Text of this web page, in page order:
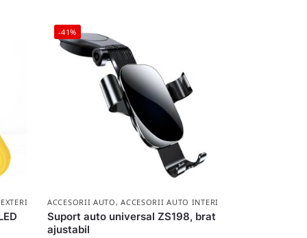
-41%
ACCESORII AUTO ,ACCESORII AUTO INTERIOR
Suport auto universal ZS198, brat
ajustabil